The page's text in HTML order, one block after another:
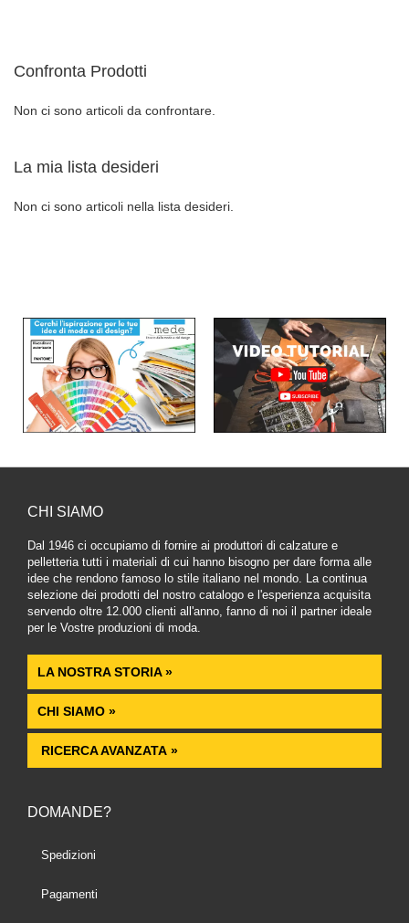
Confronta Prodotti
Non ci sono articoli da confrontare.
La mia lista desideri
Non ci sono articoli nella lista desideri.
CHI SIAMO
Dal 1946 ci occupiamo di fornire ai produttori di calzature e
pelletteria tutti i materiali di cui hanno bisogno per dare forma alle
idee che rendono famoso lo stile italiano nel mondo. La continua
selezione dei prodotti del nostro catalogo e l'esperienza acquisita
servendo oltre 12.000 clienti all'anno, fanno di noi il partner ideale
per le Vostre produzioni di moda.
LA NOSTRA STORIA »
CHI SIAMO »
RICERCA AVANZATA »
DOMANDE?
Spedizioni
Pagamenti